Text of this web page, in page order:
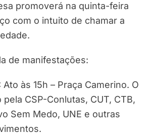
promoverá na quinta-feira
com o intuito de chamar a
de manifestações:
Ato às 15h – Praça Camerino. O
CSP-Conlutas, CUT, CTB,
Sem Medo, UNE e outras